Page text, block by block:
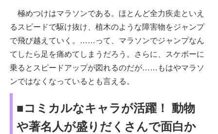
極めつけはマラソンである。ほとんど全力疾走といえ
るスピードで駆け抜け、植木のような障害物をジャンプ
で飛び越えていく。……って、マラソンでジャンプなん
てしたら足を痛めてしまうだろう。さらに、スケボーに
乗るとスピードアップが図れるのだが……もはやマラソ
ンではなくなっているとも言える。
■コミカルなキャラが活躍！ 動物
や著名人が盛りだくさんで面白か